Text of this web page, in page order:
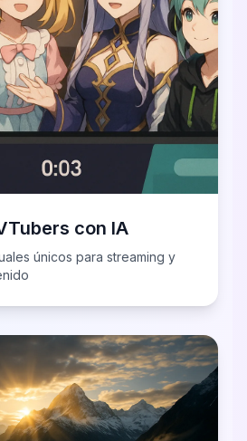
con IA
únicos para streaming y